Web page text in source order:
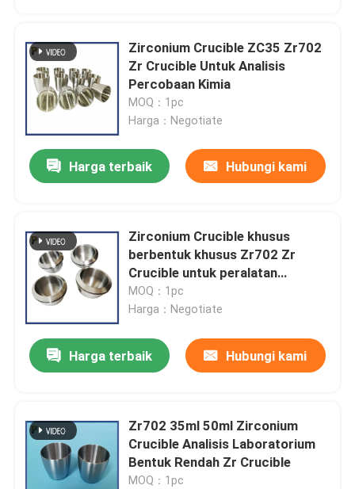
Zirconium Crucible ZC35 Zr702
Zr Crucible Untuk Analisis
Percobaan Kimia
MOQ：1pc
Harga：Negotiate
Harga terbaik Hubungi kami
Zirconium Crucible khusus
berbentuk khusus Zr702 Zr
Crucible untuk peralatan
laboratorium
MOQ：1pc
Harga：Negotiate
Harga terbaik Hubungi kami
Zr702 35ml 50ml Zirconium
Crucible Analisis Laboratorium
Bentuk Rendah Zr Crucible
MOQ：1pc